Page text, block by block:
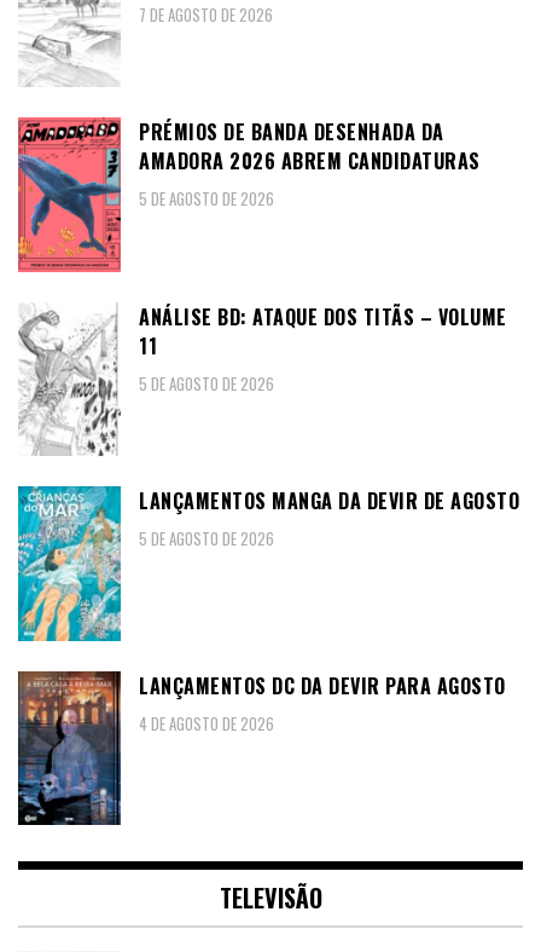
7 DE AGOSTO DE 2026
PRÉMIOS DE BANDA DESENHADA DA
AMADORA 2026 ABREM CANDIDATURAS
5 DE AGOSTO DE 2026
ANÁLISE BD: ATAQUE DOS TITÃS – VOLUME
11
5 DE AGOSTO DE 2026
LANÇAMENTOS MANGA DA DEVIR DE AGOSTO
5 DE AGOSTO DE 2026
LANÇAMENTOS DC DA DEVIR PARA AGOSTO
4 DE AGOSTO DE 2026
TELEVISÃO